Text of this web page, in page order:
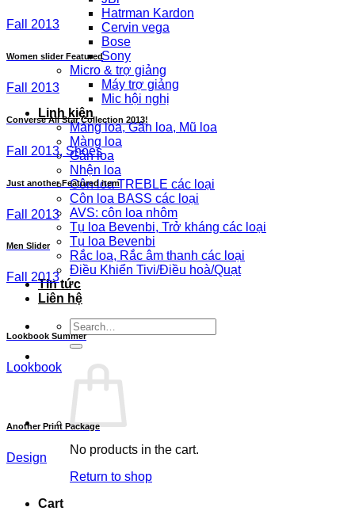
Hatrman Kardon
Cervin vega
Bose
Sony
Micro & trợ giảng
Máy trợ giảng
Mic hội nghị
Linh kiện
Màng loa, Gân loa, Mũ loa
Màng loa
Gân loa
Nhện loa
Côn loa TREBLE các loại
Côn loa BASS các loại
AVS: côn loa nhôm
Tụ loa Bevenbi, Trở kháng các loại
Tụ loa Bevenbi
Rắc loa, Rắc âm thanh các loại
Điều Khiển Tivi/Điều hoà/Quạt
Tin tức
Liên hệ
Search
for:
No products in the cart.
Return to shop
Cart
Fall 2013
Women slider Featured
Fall 2013
Converse All Star Collection 2013!
Fall 2013, Shoes
Just another Featured item
Fall 2013
Men Slider
Fall 2013
Lookbook Summer
Lookbook
Another Print Package
Design